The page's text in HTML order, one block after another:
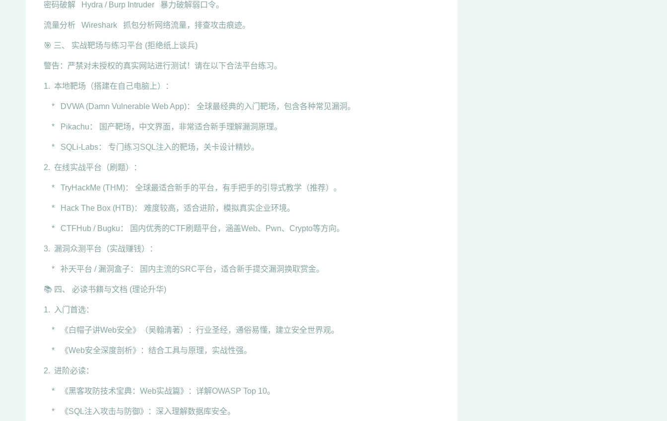
密码破解 Hydra / Burp Intruder 暴力破解弱口令。
流量分析 Wireshark 抓包分析网络流量，排查攻击痕迹。
🎯 三、 实战靶场与练习平台 (拒绝纸上谈兵)
警告：严禁对未授权的真实网站进行测试！请在以下合法平台练习。
1. 本地靶场（搭建在自己电脑上）：
* DVWA (Damn Vulnerable Web App)： 全球最经典的入门靶场，包含各种常见漏洞。
* Pikachu： 国产靶场，中文界面，非常适合新手理解漏洞原理。
* SQLi-Labs： 专门练习SQL注入的靶场，关卡设计精妙。
2. 在线实战平台（刷题）：
* TryHackMe (THM)： 全球最适合新手的平台，有手把手的引导式教学（推荐）。
* Hack The Box (HTB)： 难度较高，适合进阶，模拟真实企业环境。
* CTFHub / Bugku： 国内优秀的CTF刷题平台，涵盖Web、Pwn、Crypto等方向。
3. 漏洞众测平台（实战赚钱）：
* 补天平台 / 漏洞盒子： 国内主流的SRC平台，适合新手提交漏洞换取赏金。
📚 四、 必读书籍与文档 (理论升华)
1. 入门首选：
* 《白帽子讲Web安全》（吴翰清著）：行业圣经，通俗易懂，建立安全世界观。
* 《Web安全深度剖析》：结合工具与原理，实战性强。
2. 进阶必读：
* 《黑客攻防技术宝典：Web实战篇》：详解OWASP Top 10。
* 《SQL注入攻击与防御》：深入理解数据库安全。